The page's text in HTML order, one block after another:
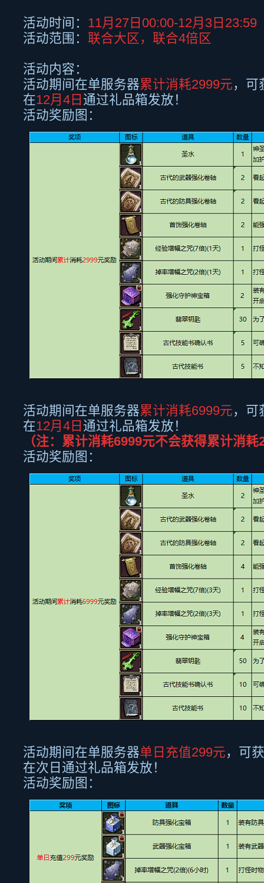
活动时间： 11月 27 日 00:00-12月 3 日 23:59
活动范围： 联合大区，联合4倍区
活动内容：
活动期间在单服务器累计消耗2999元，可
在12月 4 日 通过礼品箱发放！
活动奖励图：
活动期间在单服务器累计消耗6999元，可
在12月 4 日 通过礼品箱发放！
（注：累计消耗6999元不会获得累计消耗
活动奖励图：
活动期间在单服务器单日充值299元，可
在次日通过礼品箱发放！
活动奖励图：